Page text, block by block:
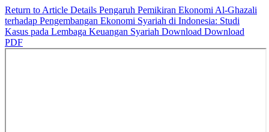
Return to Article Details Pengaruh Pemikiran Ekonomi Al-Ghazali
terhadap Pengembangan Ekonomi Syariah di Indonesia: Studi
Kasus pada Lembaga Keuangan Syariah Download Download
PDF